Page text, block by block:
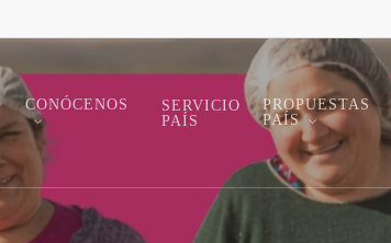
CONÓCENOS
SERVICIO
PAÍS
PROPUESTAS
PAÍS